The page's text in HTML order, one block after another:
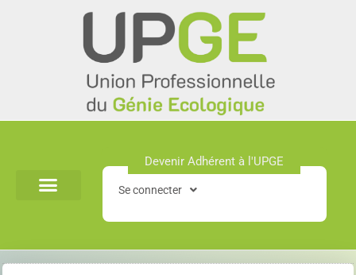
Devenir Adhérent à l'UPGE​
Se connecter